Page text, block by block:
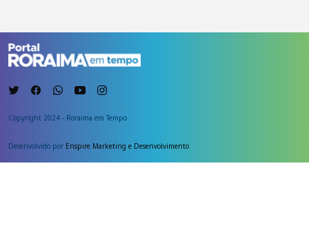
Copyright 2024 - Roraima em Tempo
Desenvolvido por Enspire Marketing e Desenvolvimento